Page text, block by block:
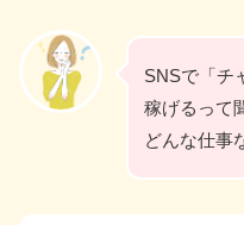
SNSで「チ
稼げるって
どんな仕事